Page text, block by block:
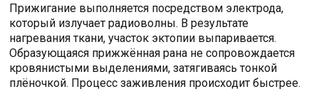
Прижигание выполняется посредством электрода,
который излучает радиоволны. В результате
нагревания ткани, участок эктопии выпаривается.
Образующаяся прижжённая рана не сопровождается
кровянистыми выделениями, затягиваясь тонкой
плёночкой. Процесс заживления происходит быстрее.